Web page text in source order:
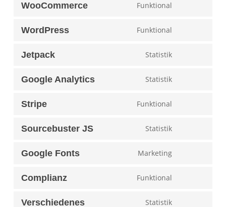
WooCommerce Funktional
WordPress Funktional
Jetpack Statistik
Google Analytics Statistik
Stripe Funktional
Sourcebuster JS Statistik
Google Fonts Marketing
Complianz Funktional
Verschiedenes Statistik